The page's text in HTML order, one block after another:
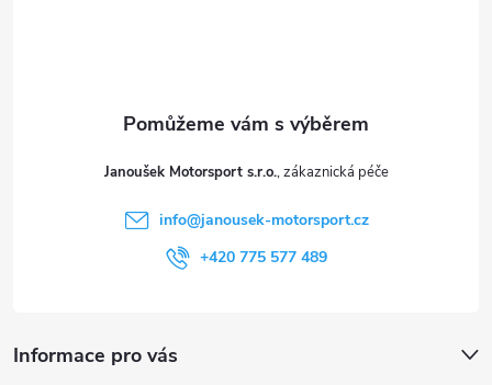
Janoušek Motorsport s.r.o.
info@janousek-motorsport.cz
+420 775 577 489
Informace pro vás